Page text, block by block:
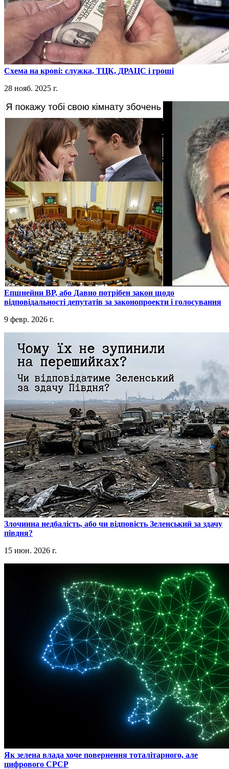
​Схема на крові: служка, ТЦК, ДРАЦС і гроші
28 нояб. 2025 г.
​Епшнейни ВР, або Давно потрібен закон щодо
відповідальності депутатів за законопроекти і голосування
9 февр. 2026 г.
​Злочинна недбалість, або чи відповість Зеленський за здачу
півдня?
15 июн. 2026 г.
​Як зелена влада хоче повернення тоталітарного, але
цифрового СРСР